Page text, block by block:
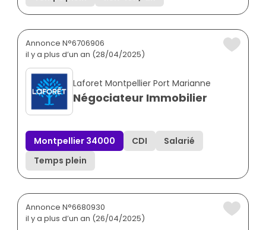
Annonce N°6706906
il y a plus d’un an (28/04/2025)
Laforet Montpellier Port Marianne
Négociateur Immobilier
Montpellier 34000 CDI
Salarié
Temps plein
Annonce N°6680930
il y a plus d’un an (26/04/2025)